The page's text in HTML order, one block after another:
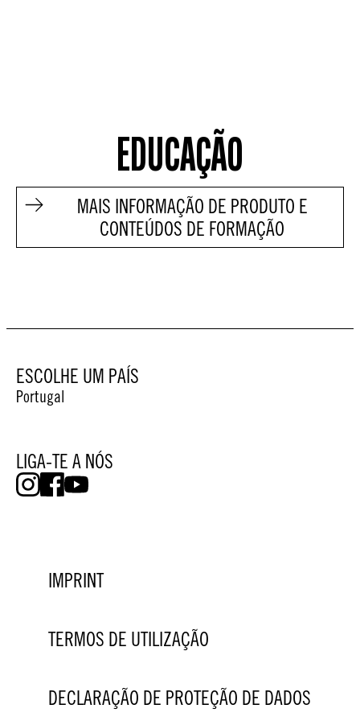
EDUCAÇÃO
MAIS INFORMAÇÃO DE PRODUTO E
CONTEÚDOS DE FORMAÇÃO
ESCOLHE UM PAÍS
Portugal
LIGA-TE A NÓS
IMPRINT
TERMOS DE UTILIZAÇÃO
DECLARAÇÃO DE PROTEÇÃO DE DADOS